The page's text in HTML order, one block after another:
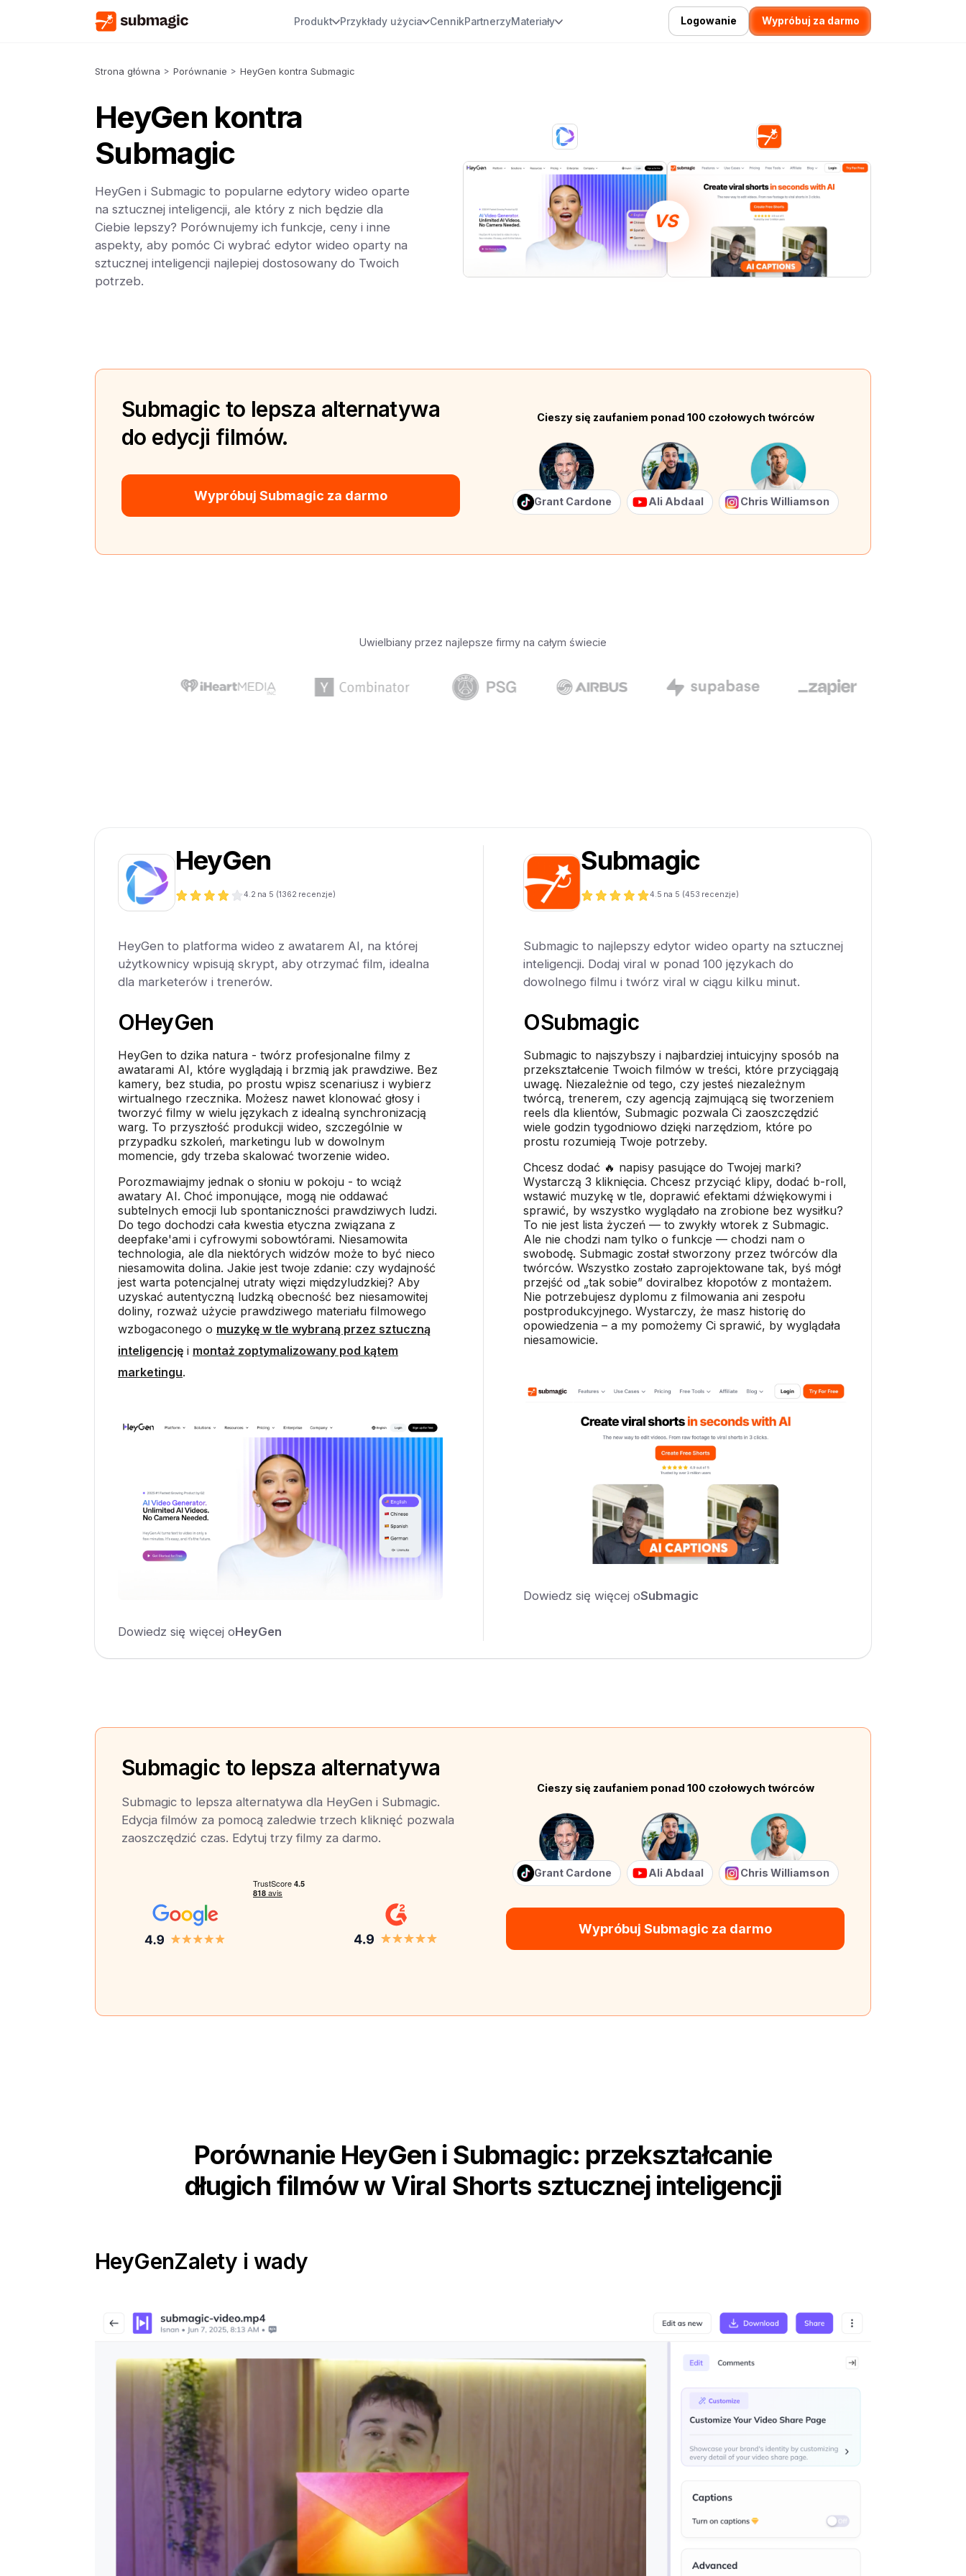
Produkt Przykłady użycia CennikPartnerzyMateriały Logowanie Wypróbuj za darmo
Strona główna > Porównanie > HeyGen kontra Submagic
HeyGen kontra
Submagic
HeyGen i Submagic to popularne edytory wideo oparte
na sztucznej inteligencji, ale który z nich będzie dla
Ciebie lepszy? Porównujemy ich funkcje, ceny i inne
aspekty, aby pomóc Ci wybrać edytor wideo oparty na
sztucznej inteligencji najlepiej dostosowany do Twoich
potrzeb.
VS
Submagic to lepsza alternatywa
do edycji filmów.
Wypróbuj Submagic za darmo
Cieszy się zaufaniem ponad 100 czołowych twórców
Grant Cardone Ali Abdaal Chris Williamson
Uwielbiany przez najlepsze firmy na całym świecie
HeyGen
4.2 na 5 (1362 recenzje)
HeyGen to platforma wideo z awatarem AI, na której
użytkownicy wpisują skrypt, aby otrzymać film, idealna
dla marketerów i trenerów.
OHeyGen
HeyGen to dzika natura - twórz profesjonalne filmy z
awatarami AI, które wyglądają i brzmią jak prawdziwe. Bez
kamery, bez studia, po prostu wpisz scenariusz i wybierz
wirtualnego rzecznika. Możesz nawet klonować głosy i
tworzyć filmy w wielu językach z idealną synchronizacją
warg. To przyszłość produkcji wideo, szczególnie w
przypadku szkoleń, marketingu lub w dowolnym
momencie, gdy trzeba skalować tworzenie wideo.
Porozmawiajmy jednak o słoniu w pokoju - to wciąż
awatary AI. Choć imponujące, mogą nie oddawać
subtelnych emocji lub spontaniczności prawdziwych ludzi.
Do tego dochodzi cała kwestia etyczna związana z
deepfake'ami i cyfrowymi sobowtórami. Niesamowita
technologia, ale dla niektórych widzów może to być nieco
niesamowita dolina. Jakie jest twoje zdanie: czy wydajność
jest warta potencjalnej utraty więzi międzyludzkiej? Aby
uzyskać autentyczną ludzką obecność bez niesamowitej
doliny, rozważ użycie prawdziwego materiału filmowego
wzbogaconego o muzykę w tle wybraną przez sztuczną
inteligencję i montaż zoptymalizowany pod kątem
marketingu.
Dowiedz się więcej oHeyGen
Submagic
4.5 na 5 (453 recenzje)
Submagic to najlepszy edytor wideo oparty na sztucznej
inteligencji. Dodaj viral w ponad 100 językach do
dowolnego filmu i twórz viral w ciągu kilku minut.
OSubmagic
Submagic to najszybszy i najbardziej intuicyjny sposób na
przekształcenie Twoich filmów w treści, które przyciągają
uwagę. Niezależnie od tego, czy jesteś niezależnym
twórcą, trenerem, czy agencją zajmującą się tworzeniem
reels dla klientów, Submagic pozwala Ci zaoszczędzić
wiele godzin tygodniowo dzięki narzędziom, które po
prostu rozumieją Twoje potrzeby.
Chcesz dodać 🔥 napisy pasujące do Twojej marki?
Wystarczą 3 kliknięcia. Chcesz przyciąć klipy, dodać b-roll,
wstawić muzykę w tle, doprawić efektami dźwiękowymi i
sprawić, by wszystko wyglądało na zrobione bez wysiłku?
To nie jest lista życzeń — to zwykły wtorek z Submagic.
Ale nie chodzi nam tylko o funkcje — chodzi nam o
swobodę. Submagic został stworzony przez twórców dla
twórców. Wszystko zostało zaprojektowane tak, byś mógł
przejść od „tak sobie” doviralbez kłopotów z montażem.
Nie potrzebujesz dyplomu z filmowania ani zespołu
postprodukcyjnego. Wystarczy, że masz historię do
opowiedzenia – a my pomożemy Ci sprawić, by wyglądała
niesamowicie.
Dowiedz się więcej oSubmagic
Submagic to lepsza alternatywa
Submagic to lepsza alternatywa dla HeyGen i Submagic.
Edycja filmów za pomocą zaledwie trzech kliknięć pozwala
zaoszczędzić czas. Edytuj trzy filmy za darmo.
Cieszy się zaufaniem ponad 100 czołowych twórców
Grant Cardone Ali Abdaal Chris Williamson
Wypróbuj Submagic za darmo
Porównanie HeyGen i Submagic: przekształcanie
długich filmów w Viral Shorts sztucznej inteligencji
HeyGenZalety i wady